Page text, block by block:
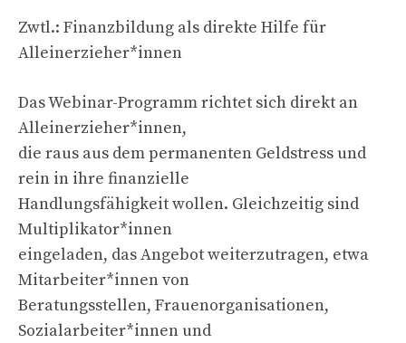
Zwtl.: Finanzbildung als direkte Hilfe für
Alleinerzieher*innen
Das Webinar-Programm richtet sich direkt an
Alleinerzieher*innen,
die raus aus dem permanenten Geldstress und
rein in ihre finanzielle
Handlungsfähigkeit wollen. Gleichzeitig sind
Multiplikator*innen
eingeladen, das Angebot weiterzutragen, etwa
Mitarbeiter*innen von
Beratungsstellen, Frauenorganisationen,
Sozialarbeiter*innen und